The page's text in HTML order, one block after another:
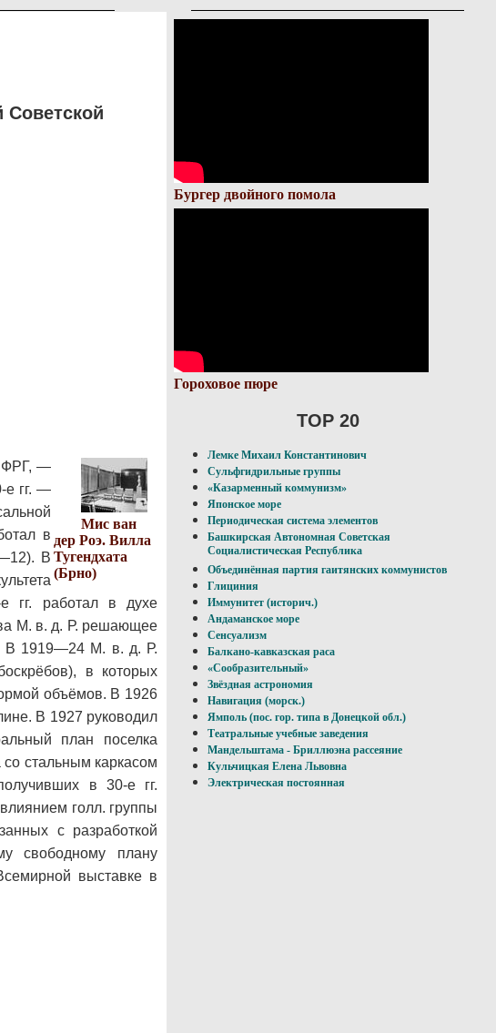
Мис ван
дер Роэ. Вилла
Тугендхата
(Брно)
ФРГ, —
е гг. —
в
В
е гг. работал в духе
М. в. д. Р. решающее
В 1919—24 М. в. д. Р.
в которых
объёмов. В 1926
В 1927 руководил
план поселка
стальным каркасом
в 30-е гг.
голл. группы
с разработкой
свободному плану
выставке в
Бургер двойного помола
Гороховое пюре
TOP 20
Лемке Михаил Константинович
Сульфгидрильные группы
«Казарменный коммунизм»
Японское море
Периодическая система элементов
Башкирская Автономная Советская
Социалистическая Республика
Объединённая партия гаитянских коммунистов
Глициния
Иммунитет (историч.)
Андаманское море
Сенсуализм
Балкано-кавказская раса
«Сообразительный»
Звёздная астрономия
Навигация (морск.)
Ямполь (пос. гор. типа в Донецкой обл.)
Театральные учебные заведения
Мандельштама - Бриллюэна рассеяние
Кульчицкая Елена Львовна
Электрическая постоянная